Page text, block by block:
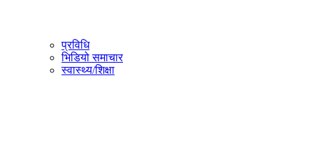
प्रविधि
भिडियो समाचार
स्वास्थ्य/शिक्षा